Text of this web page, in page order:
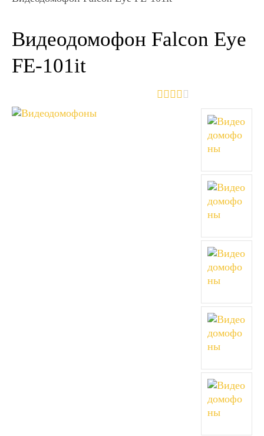
Видеодомофон Falcon Eye
FE-101it